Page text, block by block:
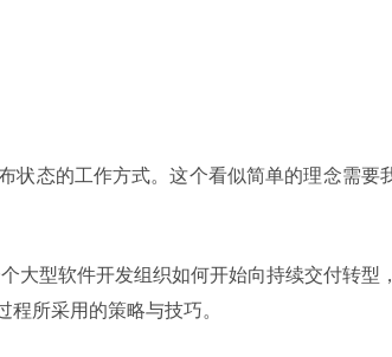
状态的工作方式。这个看似简单的理念需要
大型软件开发组织如何开始向持续交付转型
所采用的策略与技巧。